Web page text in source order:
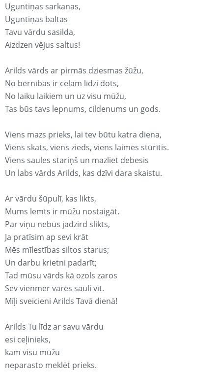
Uguntiņas sarkanas,
Uguntiņas baltas
Tavu vārdu sasilda,
Aizdzen vējus saltus!
Arilds vārds ar pirmās dziesmas žūžu,
No bērnības ir ceļam līdzi dots,
No laiku laikiem un uz visu mūžu,
Tas būs tavs lepnums, cildenums un gods.
Viens mazs prieks, lai tev būtu katra diena,
Viens skats, viens zieds, viens laimes stūrītis.
Viens saules stariņš un mazliet debesis
Un labs vārds Arilds, kas dzīvi dara skaistu.
Ar vārdu šūpulī, kas likts,
Mums lemts ir mūžu nostaigāt.
Par viņu nebūs jadzird slikts,
Ja pratīsim ap sevi krāt
Mēs mīlestības siltos starus;
Un darbu krietni padarīt;
Tad mūsu vārds kā ozols zaros
Sev vienmēr varēs sauli vīt.
Mīļi sveicieni Arilds Tavā dienā!
Arilds Tu līdz ar savu vārdu
esi ceļinieks,
kam visu mūžu
neparasto meklēt prieks.